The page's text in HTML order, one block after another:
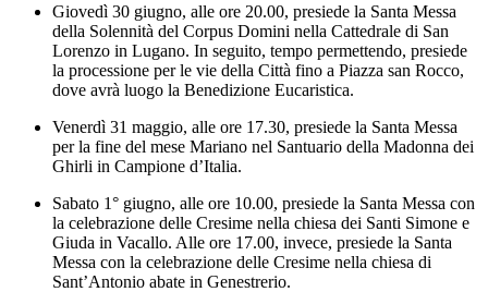
Giovedì 30 giugno, alle ore 20.00, presiede la Santa Messa
della Solennità del Corpus Domini nella Cattedrale di San
Lorenzo in Lugano. In seguito, tempo permettendo, presiede
la processione per le vie della Città fino a Piazza san Rocco,
dove avrà luogo la Benedizione Eucaristica.
Venerdì 31 maggio, alle ore 17.30, presiede la Santa Messa
per la fine del mese Mariano nel Santuario della Madonna dei
Ghirli in Campione d’Italia.
Sabato 1° giugno, alle ore 10.00, presiede la Santa Messa con
la celebrazione delle Cresime nella chiesa dei Santi Simone e
Giuda in Vacallo. Alle ore 17.00, invece, presiede la Santa
Messa con la celebrazione delle Cresime nella chiesa di
Sant’Antonio abate in Genestrerio.